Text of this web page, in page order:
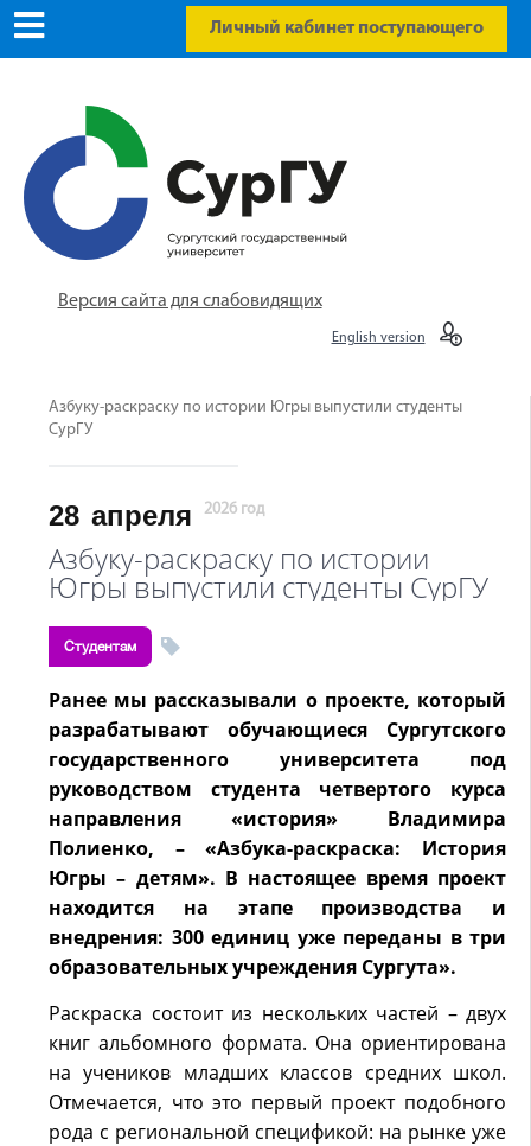
Личный кабинет поступающего
Версия сайта для слабовидящих
English version
Азбуку-раскраску по истории Югры выпустили студенты
СурГУ
28 апреля 2026 год
Азбуку-раскраску по истории
Югры выпустили студенты СурГУ
Студентам
Ранее мы рассказывали о проекте, который
разрабатывают обучающиеся Сургутского
государственного университета под
руководством студента четвертого курса
направления «история» Владимира
Полиенко, – «Азбука-раскраска: История
Югры – детям». В настоящее время проект
находится на этапе производства и
внедрения: 300 единиц уже переданы в три
образовательных учреждения Сургута».
Раскраска состоит из нескольких частей – двух
книг альбомного формата. Она ориентирована
на учеников младших классов средних школ.
Отмечается, что это первый проект подобного
рода с региональной спецификой: на рынке уже